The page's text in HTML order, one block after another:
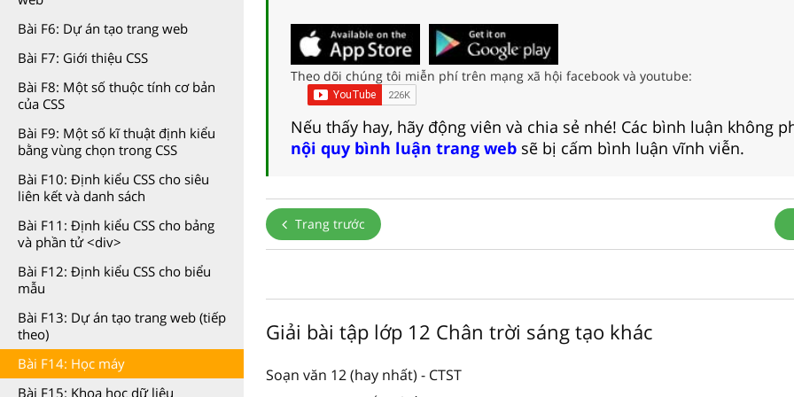
Bài F6: Dự án tạo trang web
Bài F7: Giới thiệu CSS
Bài F8: Một số thuộc tính cơ bản
của CSS
Bài F9: Một số kĩ thuật định kiểu
bằng vùng chọn trong CSS
Bài F10: Định kiểu CSS cho siêu
liên kết và danh sách
Bài F11: Định kiểu CSS cho bảng
và phần tử <div>
Bài F12: Định kiểu CSS cho biểu
mẫu
Bài F13: Dự án tạo trang web (tiếp
theo)
Bài F14: Học máy
Bài F15: Khoa học dữ liệu
Theo dõi chúng tôi miễn phí trên mạng xã hội facebook và youtube:
Nếu thấy hay, hãy động viên và chia sẻ nhé! Các bình luận không
nội quy bình luận trang web sẽ bị cấm bình luận vĩnh viễn.
Trang trước
Giải bài tập lớp 12 Chân trời sáng tạo khác
Soạn văn 12 (hay nhất) - CTST